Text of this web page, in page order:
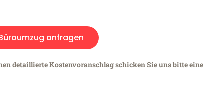
anfragen
detaillierte Kostenvoranschlag schicken Sie uns bitte eine